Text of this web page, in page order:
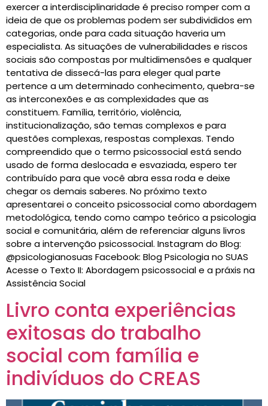
exercer a interdisciplinaridade é preciso romper com a
ideia de que os problemas podem ser subdivididos em
categorias, onde para cada situação haveria um
especialista. As situações de vulnerabilidades e riscos
sociais são compostas por multidimensões e qualquer
tentativa de dissecá-las para eleger qual parte
pertence a um determinado conhecimento, quebra-se
as interconexões e as complexidades que as
constituem. Família, território, violência,
institucionalização, são temas complexos e para
questões complexas, respostas complexas. Tendo
compreendido que o termo psicossocial está sendo
usado de forma deslocada e esvaziada, espero ter
contribuído para que você abra essa roda e deixe
chegar os demais saberes. No próximo texto
apresentarei o conceito psicossocial como abordagem
metodológica, tendo como campo teórico a psicologia
social e comunitária, além de referenciar alguns livros
sobre a intervenção psicossocial. Instagram do Blog:
@psicologianosuas Facebook: Blog Psicologia no SUAS
Acesse o Texto II: Abordagem psicossocial e a práxis na
Assistência Social
Livro conta experiências
exitosas do trabalho
social com família e
indivíduos do CREAS